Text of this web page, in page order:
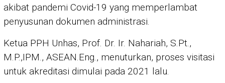
akibat pandemi Covid-19 yang memperlambat
penyusunan dokumen administrasi.
Ketua PPH Unhas, Prof. Dr. Ir. Nahariah, S.Pt.,
M.P.,IPM., ASEAN.Eng., menuturkan, proses visitasi
untuk akreditasi dimulai pada 2021 lalu.